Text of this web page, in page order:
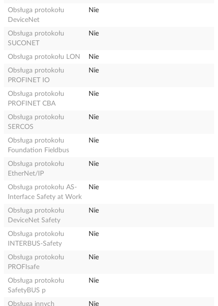
Obsługa protokołu
DeviceNet
Nie
Obsługa protokołu
SUCONET
Nie
Obsługa protokołu LON
Nie
Obsługa protokołu
PROFINET IO
Nie
Obsługa protokołu
PROFINET CBA
Nie
Obsługa protokołu
SERCOS
Nie
Obsługa protokołu
Foundation Fieldbus
Nie
Obsługa protokołu
EtherNet/IP
Nie
Obsługa protokołu AS-
Interface Safety at Work
Nie
Obsługa protokołu
DeviceNet Safety
Nie
Obsługa protokołu
INTERBUS-Safety
Nie
Obsługa protokołu
PROFIsafe
Nie
Obsługa protokołu
SafetyBUS p
Nie
Obsługa innych Nie